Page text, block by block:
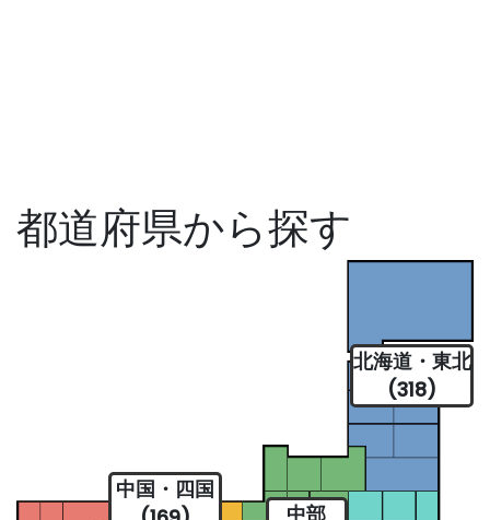
都道府県から探す
北海道・東北
(318)
中部
中国・四国